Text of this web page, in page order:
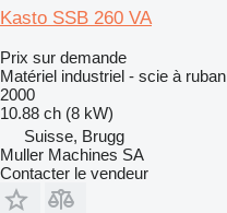
Kasto SSB 260 VA
Prix sur demande
Matériel industriel - scie à
2000
10.88 ch (8 kW)
Suisse, Brugg
Muller Machines SA
Contacter le vendeur